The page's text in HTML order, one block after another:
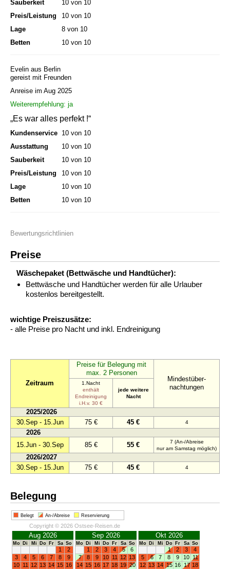
Sauberkeit
10 von 10
Preis/Leistung
10 von 10
Lage
8 von 10
Betten
10 von 10
Evelin aus Berlin
gereist mit Freunden
Anreise im Aug 2025
Weiterempfehlung: ja
„Es war alles perfekt !“
Kundenservice 10 von 10
Ausstattung
10 von 10
Sauberkeit
10 von 10
Preis/Leistung
10 von 10
Lage
10 von 10
Betten
10 von 10
Bewertungsrichtlinien
Preise
Wäschepaket (Bettwäsche und Handtücher):
Bettwäsche und Handtücher werden für alle Urlauber
kostenlos bereitgestellt.
wichtige Preiszusätze:
- alle Preise pro Nacht und inkl. Endreinigung
Zeitraum
Preise für Belegung mit
max. 2 Personen
Mindestüber-
nachtungen
1.Nacht
enthält
Endreinigung
i.H.v. 30 €
jede weitere
Nacht
2025/2026
30.Sep - 15.Jun
75 € 45 € 4
2026
15.Jun - 30.Sep
85 € 55 €
7 (An-/Abreise
nur am Samstag möglich)
2026/2027
30.Sep - 15.Jun
75 € 45 € 4
Belegung
Belegt An-/Abreise Reservierung
Copyright © 2026 Ostsee-Reisen.de
Aug 2026
Mo Di Mi Do Fr Sa So
1
2
3
4 5 6 7 8
9
10 11 12 13 14 15 16
Sep 2026
Mo Di Mi Do Fr Sa So
1 2 3 4 5
6
7
8 9 10 11 12 13
14 15 16 17 18 19 20
Okt 2026
Mo Di Mi Do Fr Sa So
1 2 3
4
5
6 7 8 9 10 11
12 13 14 15 16 17 18